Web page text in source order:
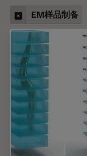
EM样品制备